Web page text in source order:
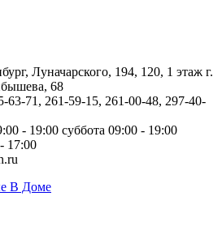
Луначарского, 194, 120, 1 этаж г.
68
63-71, 261-59-15, 261-00-48, 297-40-
- 19:00 суббота 09:00 - 19:00
17:00
В Доме